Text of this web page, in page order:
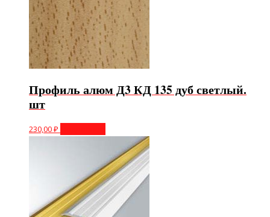
Профиль алюм Д3 КД 135 дуб светлый.
шт
230,00₽